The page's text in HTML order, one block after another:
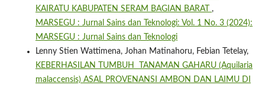
KAIRATU KABUPATEN SERAM BAGIAN BARAT ,
MARSEGU : Jurnal Sains dan Teknologi: Vol. 1 No. 3 (2024):
MARSEGU : Jurnal Sains dan Teknologi
Lenny Stien Wattimena, Johan Matinahoru, Febian Tetelay,
KEBERHASILAN TUMBUH TANAMAN GAHARU (Aquilaria
malaccensis) ASAL PROVENANSI AMBON DAN LAIMU DI